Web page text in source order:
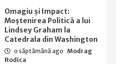
Omagiu și Impact:
Moștenirea Politică a lui
Lindsey Graham la
Catedrala din Washington
o săptămână ago Modrag
Rodica